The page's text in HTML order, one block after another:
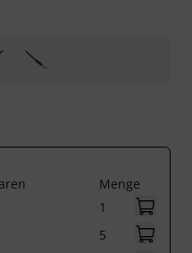
Menge
1
5